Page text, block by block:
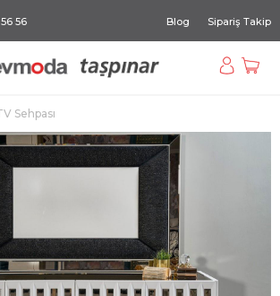
56 Blog Sipariş Takip
Sehpası